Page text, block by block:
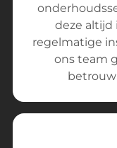
deze altijd
regelmatige
ons team